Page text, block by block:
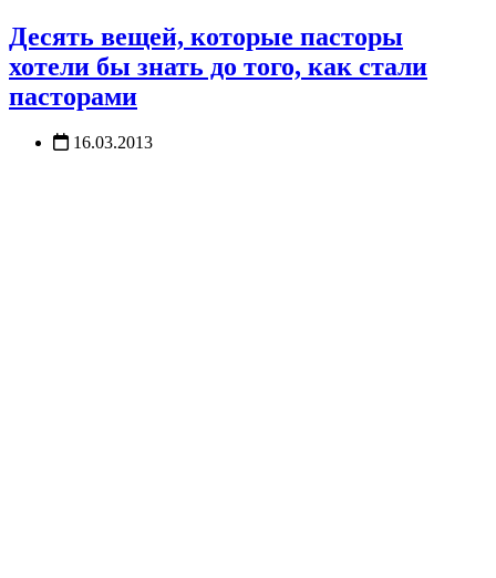
Десять вещей, которые пасторы
хотели бы знать до того, как стали
пасторами
16.03.2013